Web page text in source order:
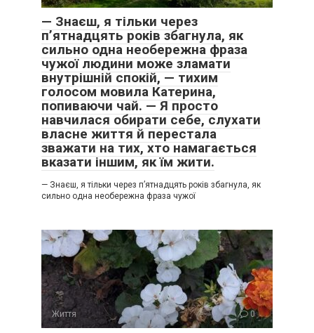
— Знаєш, я тільки через
п’ятнадцять років збагнула, як
сильно одна необережна фраза
чужої людини може зламати
внутрішній спокій, — тихим
голосом мовила Катерина,
попиваючи чай. — Я просто
навчилася обирати себе, слухати
власне життя й перестала
зважати на тих, хто намагається
вказати іншим, як їм жити.
— Знаєш, я тільки через п’ятнадцять років збагнула, як
сильно одна необережна фраза чужої
Життя 0